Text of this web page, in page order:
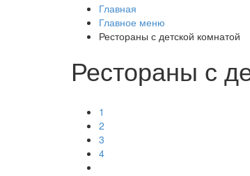
Главная
Главное меню
Рестораны с детской комнатой
Рестораны с
1
2
3
4